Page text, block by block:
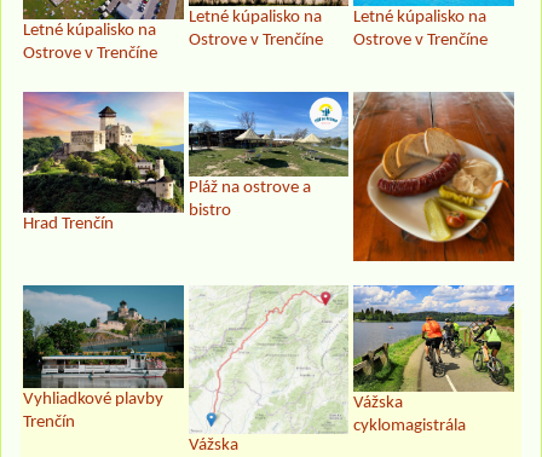
Letné kúpalisko na
Ostrove v Trenčíne
Letné kúpalisko na
Ostrove v Trenčíne
Letné kúpalisko na
Ostrove v Trenčíne
Hrad Trenčín
Pláž na ostrove a
bistro
Vyhliadkové plavby
Trenčín
Vážska
Vážska
cyklomagistrála